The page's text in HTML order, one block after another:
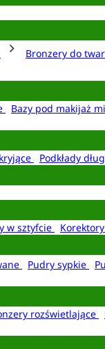
Bronzery do
Bazy pod makijaż
Podkłady
w sztyfcie
Pudry sypkie
rozświetlające